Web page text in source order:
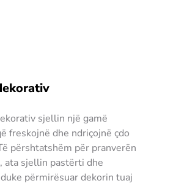
sjellin një gamë
freskojnë dhe ndriçojnë çdo
përshtatshëm për pranverën
ata sjellin pastërti dhe
përmirësuar dekorin tuaj